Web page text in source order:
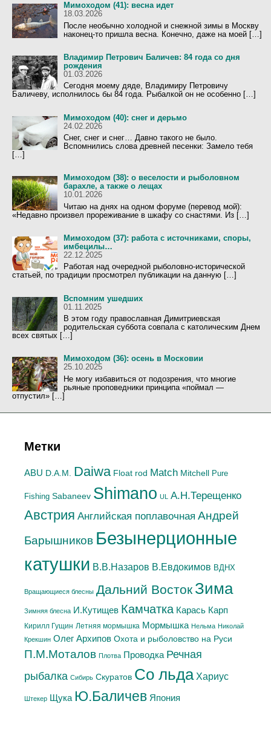
Мимоходом (41): весна идет
18.03.2026
После необычно холодной и снежной зимы в Москву
наконец-то пришла весна. Конечно, даже на моей […]
Владимир Петрович Баличев: 84 года со дня
рождения
01.03.2026
Сегодня моему дяде, Владимиру Петровичу
Баличеву, исполнилось бы 84 года. Рыбалкой он не особенно […]
Мимоходом (40): снег и дерьмо
24.02.2026
Снег, снег и снег… Давно такого не было.
Вспомнились слова древней песенки: Замело тебя
[…]
Мимоходом (38): о веселости и рыболовном
барахле, а также о лещах
10.01.2026
Читаю на днях на одном форуме (перевод мой):
«Недавно произвел прореживание в шкафу со снастями. Из […]
Мимоходом (37): работа с источниками, споры,
имбецилы…
22.12.2025
Работая над очередной рыболовно-исторической
статьей, по традиции просмотрел публикации на данную […]
Вспомним ушедших
01.11.2025
В этом году православная Димитриевская
родительская суббота совпала с католическим Днем
всех святых […]
Мимоходом (36): осень в Московии
25.10.2025
Не могу избавиться от подозрения, что многие
рьяные проповедники принципа «поймал —
отпустил» […]
Метки
ABU D.A.M. Daiwa Float rod Match Mitchell Pure
Fishing Sabaneev Shimano UL А.H.Терещенко
Австрия Английская поплавочная Андрей
Барышников Безынерционные
катушки В.В.Назаров В.Евдокимов ВДНХ
Вращающиеся блесны Дальний Восток Зима
Зимняя блесна И.Кутищев Камчатка Карась Карп
Кирилл Гущин Летняя мормышка Мормышка Нельма Николай
Крекшин Олег Архипов Охота и рыболовство на Руси
П.М.Моталов Плотва Проводка Речная
рыбалка Сибирь Скуратов Со льда Хариус
Штекер Щука Ю.Баличев Япония